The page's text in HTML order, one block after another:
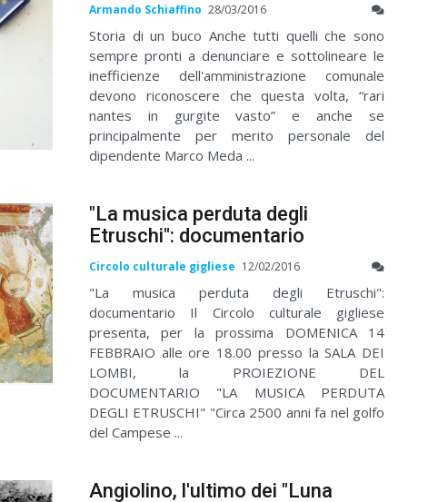
Armando Schiaffino 28/03/2016
Storia di un buco Anche tutti quelli che sono
sempre pronti a denunciare e sottolineare le
inefficienze dell'amministrazione comunale
devono riconoscere che questa volta, “rari
nantes in gurgite vasto” e anche se
principalmente per merito personale del
dipendente Marco Meda ...
"La musica perduta degli
Etruschi": documentario
Circolo culturale gigliese 12/02/2016
"La musica perduta degli Etruschi":
documentario Il Circolo culturale gigliese
presenta, per la prossima DOMENICA 14
FEBBRAIO alle ore 18.00 presso la SALA DEI
LOMBI, la PROIEZIONE DEL
DOCUMENTARIO "LA MUSICA PERDUTA
DEGLI ETRUSCHI" "Circa 2500 anni fa nel golfo
del Campese ...
Angiolino, l'ultimo dei "Luna